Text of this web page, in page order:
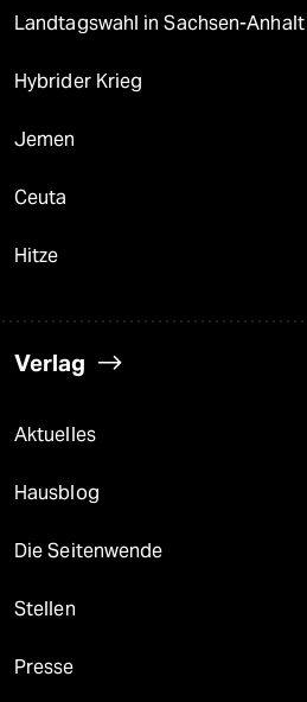
Landtagswahl in Sachsen-Anhalt
Hybrider Krieg
Jemen
Ceuta
Hitze
Verlag
Aktuelles
Hausblog
Die Seitenwende
Stellen
Presse